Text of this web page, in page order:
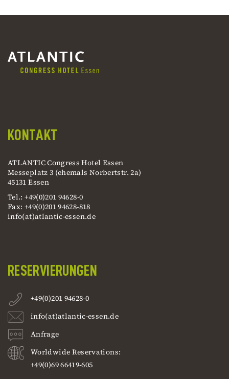
KONTAKT
ATLANTIC Congress Hotel Essen
Messeplatz 3 (ehemals Norbertstr. 2a)
45131 Essen
Tel.: +49(0)201 94628-0
Fax: +49(0)201 94628-818
info(at)atlantic-essen.de
RESERVIERUNGEN
+49(0)201 94628-0
info(at)atlantic-essen.de
Anfrage
Worldwide Reservations:
+49(0)69 66419-605